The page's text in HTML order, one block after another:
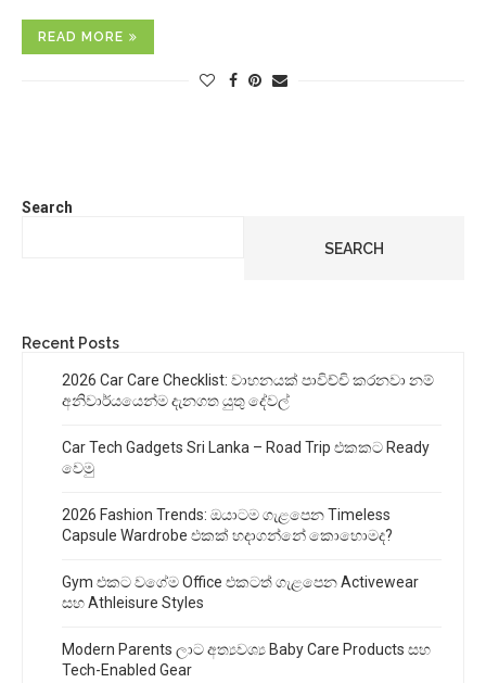
READ MORE
Search
SEARCH
Recent Posts
2026 Car Care Checklist: වාහනයක් පාවිච්චි කරනවා නම්
අනිවාර්යයෙන්ම දැනගත යුතු දේවල්
Car Tech Gadgets Sri Lanka – Road Trip එකකට Ready
වෙමු
2026 Fashion Trends: ඔයාටම ගැළපෙන Timeless
Capsule Wardrobe එකක් හදාගන්නේ කොහොමද?
Gym එකට වගේම Office එකටත් ගැළපෙන Activewear
සහ Athleisure Styles
Modern Parents ලාට අත්‍යවශ්‍ය Baby Care Products සහ
Tech-Enabled Gear